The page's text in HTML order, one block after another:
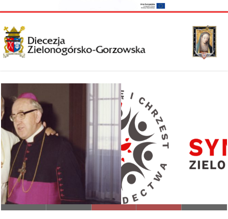
I Synod Diecezji Zielonogórsko-Gorzowskiej